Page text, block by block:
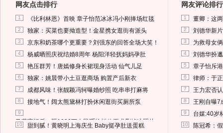
网友点击排行
1 《比利林恩》首映 章子怡范冰冰冯小刚捧场红毯
2 独家：买菜也要拗造型！金星携女逛街有派头
3 京东和奶茶哪个更重要？刘强东的回答全场大笑！
4 杨威晒照庆祝结婚8周年 杨阳洋轻抚妈妈孕肚
5 艳压群芳！唐嫣修身长裙现身活动 仙气儿足
6 独家：姚晨带小土豆逛商场 购置产后新衣
7 成都风味！张靓颖冯轲曝婚纱照 吃串串打麻将
8 接地气！阔太熊黛林打扮休闲逛街买厕所泵
9
马蓉离婚后，砸1000万人民币给媒体要求删掉这照片
10 甜到腻！黄晓明上海庆生 Baby挺孕肚送蛋糕
网友评论排行
1 董卿：这
2 刘德华新
3 为救母女
4 刘德华扮
5 章子怡斥
6 律师：于
7 王力宏否
8 王刚自曝7
9 台媒:40岁
10 陈冠希：